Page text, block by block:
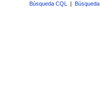
Búsqueda CQL